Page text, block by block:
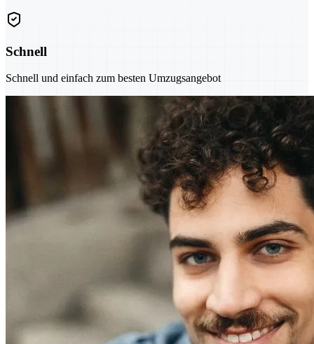
Schnell
Schnell und einfach zum besten Umzugsangebot